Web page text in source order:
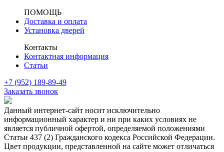
ПОМОЩЬ
Доставка и оплата
Установка дверей
Контакты
Контактная информация
Статьи
+7 (952) 189-89-49
Заказать звонок
Данный интернет-сайт носит исключительно
информационный характер и ни при каких условиях не
является публичной офертой, определяемой положениями
Статьи 437 (2) Гражданского кодекса Российской Федерации.
Цвет продукции, представленной на сайте может отличаться